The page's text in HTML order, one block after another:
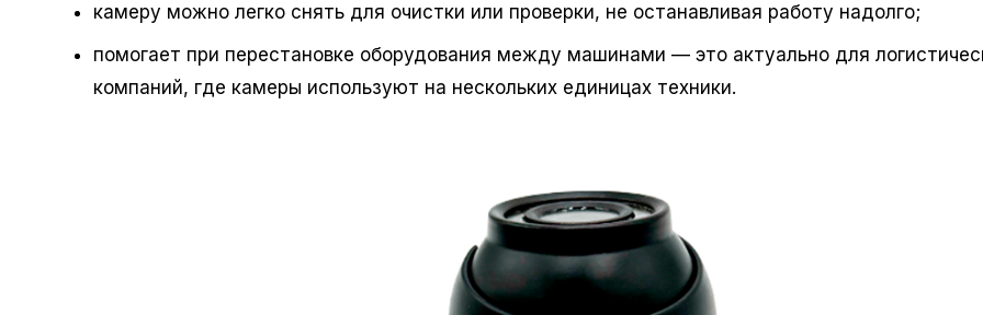
камеру можно легко снять для очистки или проверки, не останавливая работу надолго;
помогает при перестановке оборудования между машинами — это актуально для
компаний, где камеры используют на нескольких единицах техники.